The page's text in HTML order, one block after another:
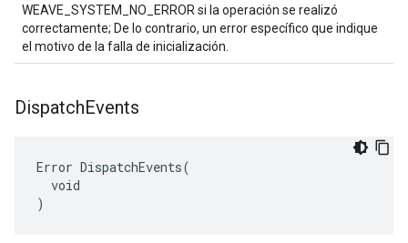
WEAVE_SYSTEM_NO_ERROR si la operación se realizó
correctamente; De lo contrario, un error específico que indique
el motivo de la falla de inicialización.
DispatchEvents
Error DispatchEvents(
  void
)